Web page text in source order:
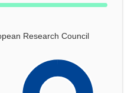
Research Council